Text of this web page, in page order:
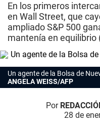
En los primeros
en Wall Street, que
ampliado S&P 500
mantenía en equilibrio
Un agente de la Bolsa de
ANGELA WEISS/AFP
Por
28 de